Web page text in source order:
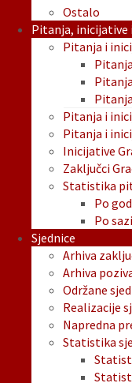
Ostalo
Pitanja, inicijative
Pitanja i
Pitanja i
Pitanja i
Inicijative
Zaključci
Statistika
Po
Po
Sjednice
Arhiva
Arhiva
Održane
Realizacije
Napredna
Statistika